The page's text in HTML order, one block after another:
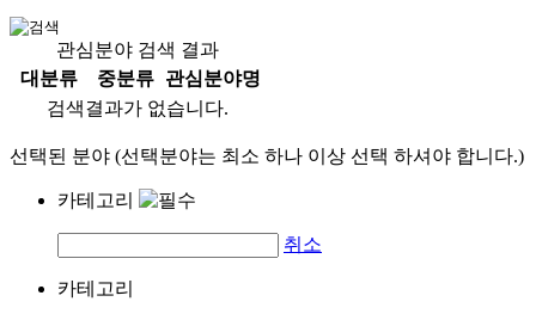
관심분야 검색 결과
대분류
중분류
관심분야명
검색결과가 없습니다.
선택된 분야 (선택분야는 최소 하나 이상 선택 하셔야 합니다.)
카테고리
취소
카테고리